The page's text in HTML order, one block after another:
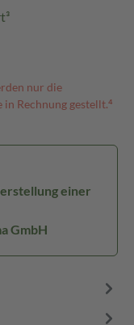
nur die
Rechnung gestellt.⁴
einer
GmbH